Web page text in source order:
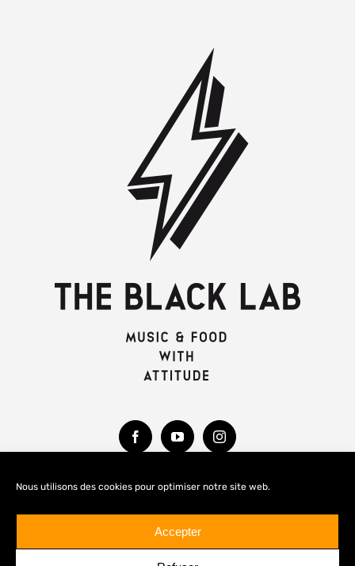
Nous utilisons des cookies pour optimiser notre site web.
Accepter
MENTIONS LÉGALES